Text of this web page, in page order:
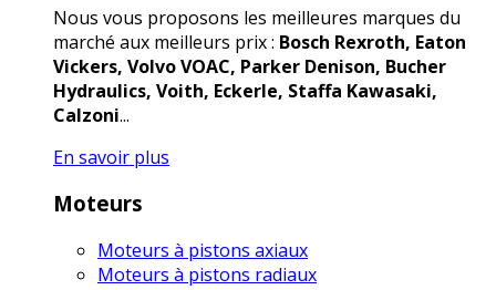
Nous vous proposons les meilleures marques du
marché aux meilleurs prix : Bosch Rexroth, Eaton
Vickers, Volvo VOAC, Parker Denison, Bucher
Hydraulics, Voith, Eckerle, Staffa Kawasaki,
Calzoni...
En savoir plus
Moteurs
Moteurs à pistons axiaux
Moteurs à pistons radiaux